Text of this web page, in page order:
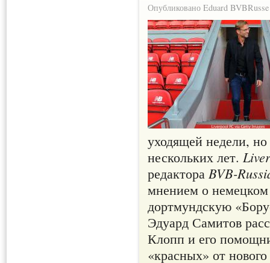
Опубликовано Eduard
уходящей недели,
нескольких лет.
редактора BVB-
мнением о немецком
дортмундскую
Эдуард Самитов
Клопп и его
«красных» от